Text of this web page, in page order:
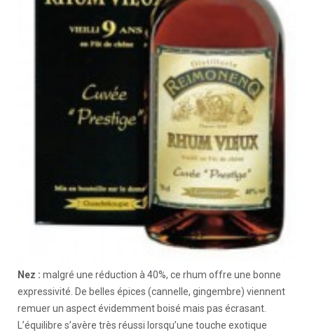
Nez : malgré une réduction à 40%, ce rhum offre une bonne
expressivité. De belles épices (cannelle, gingembre) viennent
remuer un aspect évidemment boisé mais pas écrasant.
L’équilibre s’avère très réussi lorsqu’une touche exotique